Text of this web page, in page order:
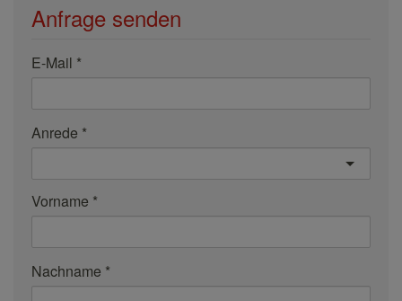
Anfrage senden
E-Mail
Anrede
Vorname
Nachname